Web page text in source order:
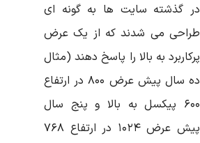
گذشته سایت ها به گونه ای
می شدند که از یک عرض
به بالا را پاسخ دهند (مثال
ده سال پیش عرض ۸۰۰ در ارتفاع
۶۰۰ پیکسل به بالا و پنج سال
پیش عرض ۱۰۲۴ در ارتفاع ۷۶۸